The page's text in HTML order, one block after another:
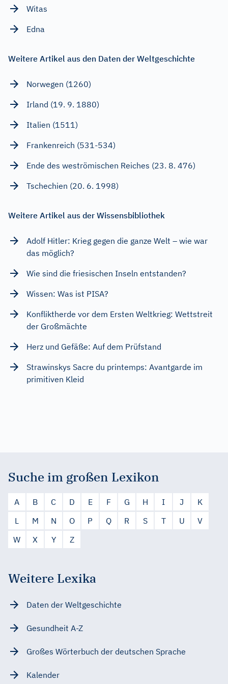
Witas
Edna
Weitere Artikel aus den Daten der Weltgeschichte
Norwegen (1260)
Irland (19. 9. 1880)
Italien (1511)
Frankenreich (531-534)
Ende des weströmischen Reiches (23. 8. 476)
Tschechien (20. 6. 1998)
Weitere Artikel aus der Wissensbibliothek
Adolf Hitler: Krieg gegen die ganze Welt – wie war
das möglich?
Wie sind die friesischen Inseln entstanden?
Wissen: Was ist PISA?
Konfliktherde vor dem Ersten Weltkrieg: Wettstreit
der Großmächte
Herz und Gefäße: Auf dem Prüfstand
Strawinskys Sacre du printemps: Avantgarde im
primitiven Kleid
Suche im großen Lexikon
A B C D E F G H I J
K
L
M N O P Q R S T U
V
W
X Y Z
Weitere Lexika
Daten der Weltgeschichte
Gesundheit A-Z
Großes Wörterbuch der deutschen Sprache
Kalender